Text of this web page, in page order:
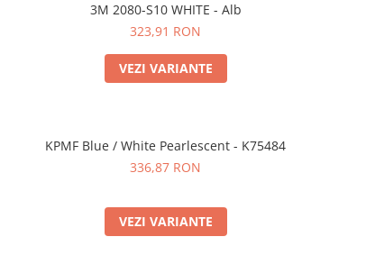
3M 2080-S10 WHITE - Alb
323,91 RON
VEZI VARIANTE
KPMF Blue / White Pearlescent - K75484
336,87 RON
VEZI VARIANTE